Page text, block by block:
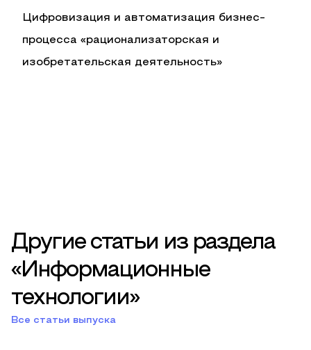
Цифровизация и автоматизация бизнес-
процесса «рационализаторская и
изобретательская деятельность»
Другие статьи из раздела
«Информационные
технологии»
Все статьи выпуска